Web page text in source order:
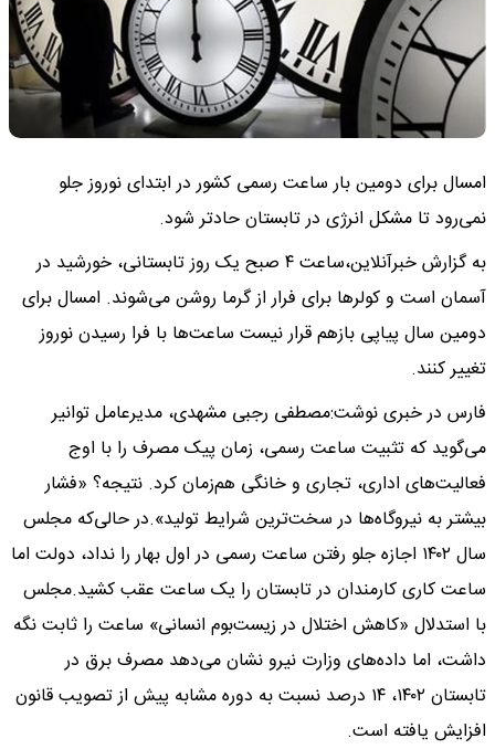
امسال برای دومین بار ساعت رسمی کشور در ابتدای نوروز جلو
نمی‌رود تا مشکل انرژی در تابستان حادتر شود.
به گزارش خبرآنلاین،ساعت ۴ صبح یک روز تابستانی، خورشید در
آسمان است و کولرها برای فرار از گرما روشن می‌شوند. امسال برای
دومین سال پیاپی بازهم قرار نیست ساعت‌ها با فرا رسیدن نوروز
تغییر کنند.
فارس در خبری نوشت:مصطفی رجبی مشهدی، مدیرعامل توانیر
می‌گوید که تثبیت ساعت رسمی، زمان پیک مصرف را با اوج
فعالیت‌های اداری، تجاری و خانگی هم‌زمان کرد. نتیجه؟ «فشار
بیشتر به نیروگاه‌ها در سخت‌ترین شرایط تولید».در حالی‌که مجلس
سال ۱۴۰۲ اجازه جلو رفتن ساعت رسمی در اول بهار را نداد، دولت اما
ساعت کاری کارمندان در تابستان را یک ساعت عقب کشید.مجلس
با استدلال «کاهش اختلال در زیست‌بوم انسانی» ساعت را ثابت نگه
داشت، اما داده‌های وزارت نیرو نشان می‌دهد مصرف برق در
تابستان ۱۴۰۲، ۱۴ درصد نسبت به دوره مشابه پیش از تصویب قانون
افزایش یافته است.